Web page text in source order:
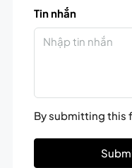
Tin nhắn
By submitting this